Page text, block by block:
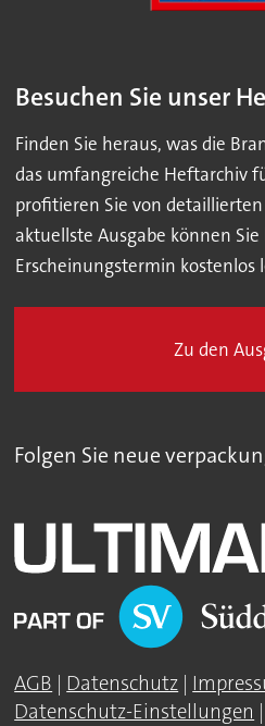
Besuchen Sie unser
Finden Sie heraus, was die
das umfangreiche Heftarchiv
profitieren Sie von
aktuellste Ausgabe können Sie
Erscheinungstermin kostenlos
Zu den
Folgen Sie neue
AGB | Datenschutz |
Datenschutz-Einstellungen |